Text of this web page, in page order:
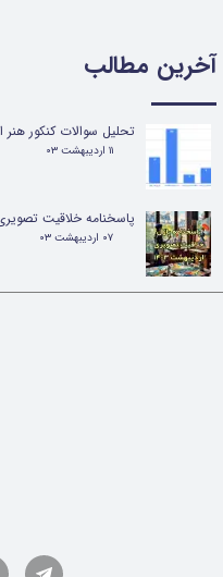
آخرین مطالب
تحلیل سوالات کنکور هنر
۱۱ اردیبهشت ۰۳
پاسخنامه خلاقیت
۰۷ اردیبهشت ۰۳